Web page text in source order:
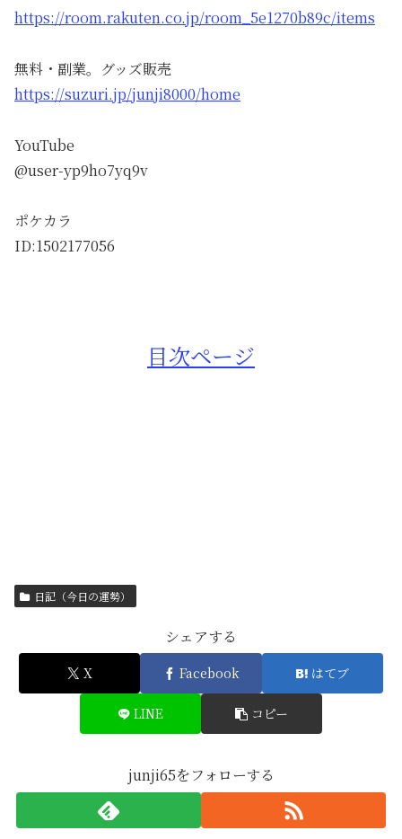
https://room.rakuten.co.jp/room_5e1270b89c/items
無料・副業。グッズ販売
https://suzuri.jp/junji8000/home
YouTube
@user-yp9ho7yq9v
ポケカラ
ID:1502177056
目次ページ
日記（今日の運勢）
シェアする
X Facebook はてブ
LINE コピー
junji65をフォローする